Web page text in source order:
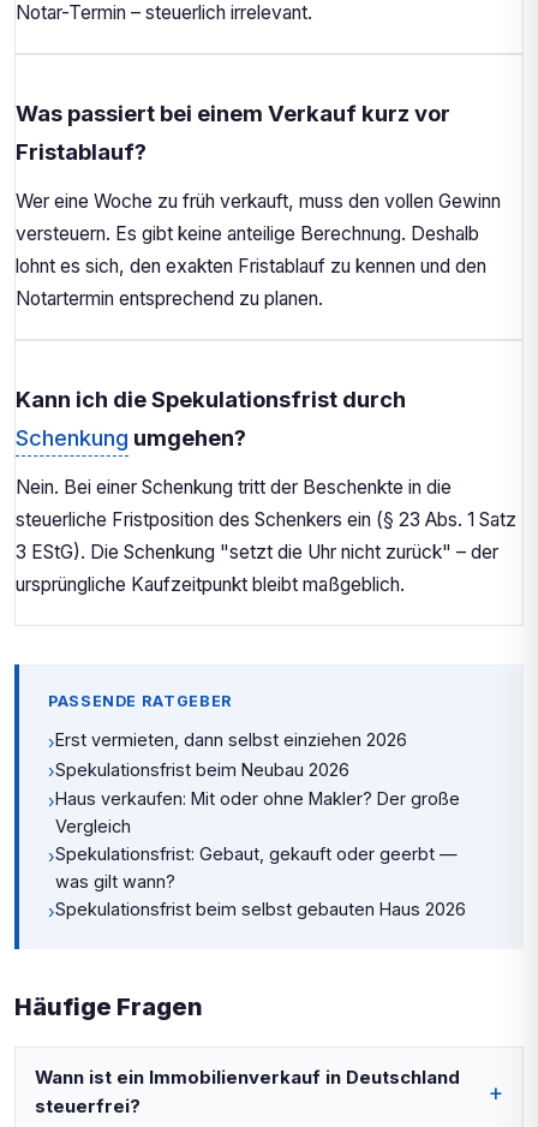
Notar-Termin – steuerlich irrelevant.
Was passiert bei einem Verkauf kurz vor
Fristablauf?
Wer eine Woche zu früh verkauft, muss den vollen Gewinn
versteuern. Es gibt keine anteilige Berechnung. Deshalb
lohnt es sich, den exakten Fristablauf zu kennen und den
Notartermin entsprechend zu planen.
Kann ich die Spekulationsfrist durch
Schenkung umgehen?
Nein. Bei einer Schenkung tritt der Beschenkte in die
steuerliche Fristposition des Schenkers ein (§ 23 Abs. 1 Satz
3 EStG). Die Schenkung "setzt die Uhr nicht zurück" – der
ursprüngliche Kaufzeitpunkt bleibt maßgeblich.
PASSENDE RATGEBER
›Erst vermieten, dann selbst einziehen 2026
›Spekulationsfrist beim Neubau 2026
›Haus verkaufen: Mit oder ohne Makler? Der große
Vergleich
›Spekulationsfrist: Gebaut, gekauft oder geerbt —
was gilt wann?
›Spekulationsfrist beim selbst gebauten Haus 2026
Häufige Fragen
Wann ist ein Immobilienverkauf in Deutschland
steuerfrei?